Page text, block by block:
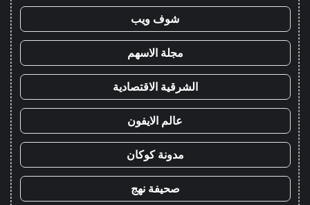
شوف ويب
مجلة الاسهم
الشرقية الاقتصادية
عالم الايفون
مدونة كوكان
صحيفة نهج